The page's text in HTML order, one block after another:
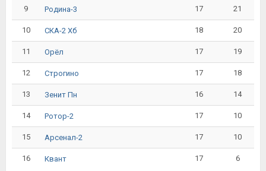
9 Родина-3 17 21
10 СКА-2 Хб 18 20
11 Орёл 17 19
12 Строгино 17 18
13 Зенит Пн 16 14
14 Ротор-2 17 10
15 Арсенал-2 17 10
16 Квант 17 6